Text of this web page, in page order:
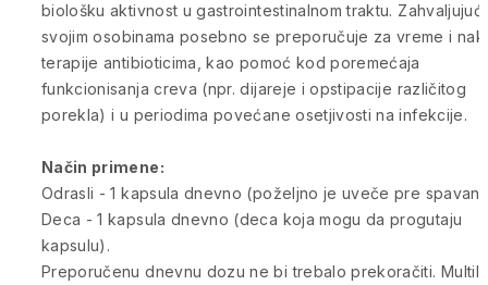
biološku aktivnost u gastrointestinalnom traktu. Zahvaljujući
svojim osobinama posebno se preporučuje za vreme i
terapije antibioticima, kao pomoć kod poremećaja
funkcionisanja creva (npr. dijareje i opstipacije različitog
porekla) i u periodima povećane osetjivosti na infekcije.
Način primene:
Odrasli - 1 kapsula dnevno (poželjno je uveče pre
Deca - 1 kapsula dnevno (deca koja mogu da progutaju
kapsulu).
Preporučenu dnevnu dozu ne bi trebalo prekoračiti.